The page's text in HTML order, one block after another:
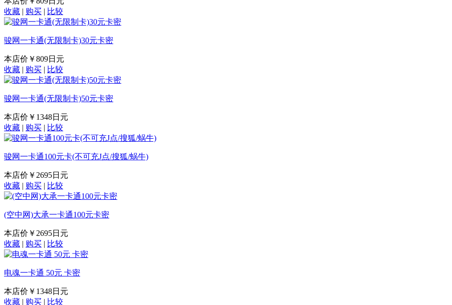
收藏 | 购买 | 比较
骏网一卡通(无限制卡)30元卡密
本店价 ￥809日元
收藏 | 购买 | 比较
骏网一卡通(无限制卡)50元卡密
本店价 ￥1348日元
收藏 | 购买 | 比较
骏网一卡通100元卡(不可充J点/搜狐/蜗牛)
本店价 ￥2695日元
收藏 | 购买 | 比较
(空中网)大承一卡通100元卡密
本店价 ￥2695日元
收藏 | 购买 | 比较
电魂一卡通 50元 卡密
本店价 ￥1348日元
收藏 | 购买 | 比较